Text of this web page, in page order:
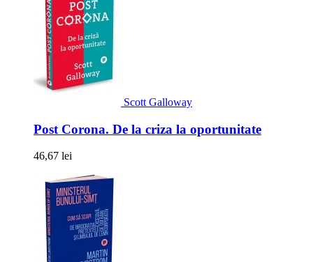
Scott Galloway
Post Corona. De la criza la oportunitate
46,67 lei